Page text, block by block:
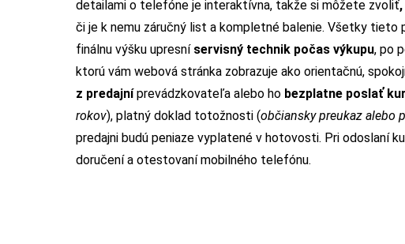
detailami o telefóne je interaktívna, takže si môžete zvoliť
či je k nemu záručný list a kompletné balenie. Všetky tieto
finálnu výšku upresní servisný technik počas výkupu, po
ktorú vám webová stránka zobrazuje ako orientačnú,
z predajníprevádzkovateľa alebo ho bezplatne poslať
rokov), platný doklad totožnosti (občiansky preukaz alebo
predajni budú peniaze vyplatené v hotovosti. Pri odoslaní
doručení a otestovaní mobilného telefónu.